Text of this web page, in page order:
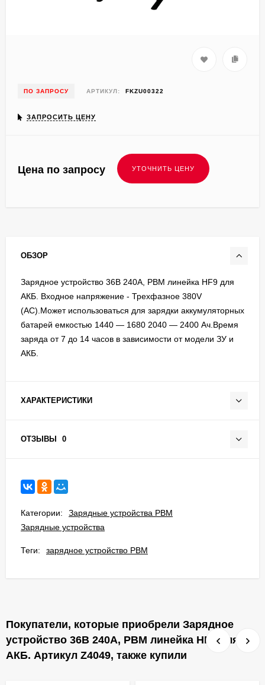
ПО ЗАПРОСУ АРТИКУЛ: FKZU00322
ЗАПРОСИТЬ ЦЕНУ
Цена по запросу
ОБЗОР
Зарядное устройство 36В 240А, PBM линейка HF9 для
АКБ. Входное напряжение - Трехфазное 380V
(AC).Может использоваться для зарядки аккумуляторных
батарей емкостью 1440 — 1680 2040 — 2400 Ач.Время
заряда от 7 до 14 часов в зависимости от модели ЗУ и
АКБ.
ХАРАКТЕРИСТИКИ
ОТЗЫВЫ 0
Категории:
Зарядные устройства PBM
Зарядные устройства
Теги: зарядное устройство PBM
Покупатели, которые приобрели Зарядное
устройство 36В 240А, PBM линейка HF9 для
АКБ. Артикул Z4049, также купили